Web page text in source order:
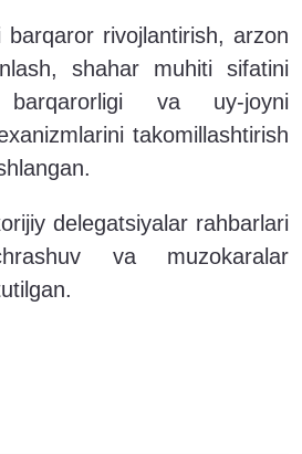
barqaror rivojlantirish, arzon
shahar muhiti sifatini
va uy-joyni
takomillashtirish
delegatsiyalar rahbarlari
va muzokaralar